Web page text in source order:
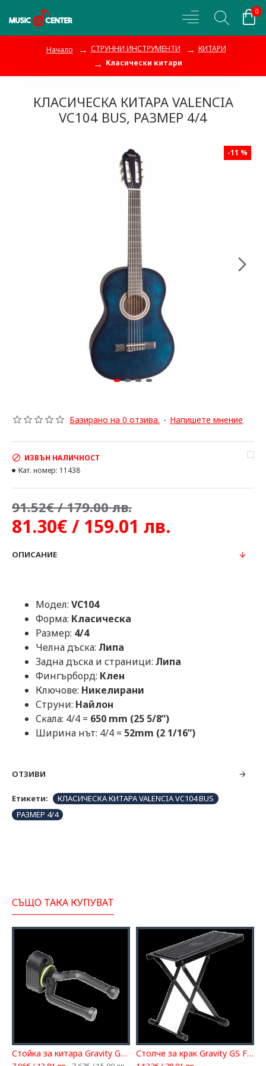
0
Начало СТРУННИ ИНСТРУМЕНТИ
КИТАРИ
Класически китари
КЛАСИЧЕСКА КИТАРА VALENCIA
VC104 BUS, РАЗМЕР 4/4
-11 %
Базирано на 0 отзива. - Напишете мнение
81.30€ / 159.01 лв.
91.52€ / 179.00 лв.
ИЗВЪН НАЛИЧНОСТ
Кат. номер: 11438
ОПИСАНИЕ
Модел: VC104
Форма: Класическа
Размер: 4/4
Челна дъска: Липа
Задна дъска и страници: Липа
Фингърборд: Клен
Ключове: Никелирани
Струни: Найлон
Скала: 4/4 = 650 mm (25 5/8”)
Ширина нът: 4/4 = 52mm (2 1/16”)
ОТЗИВИ
Етикети:
КЛАСИЧЕСКА КИТАРА VALENCIA VC104 BUS
РАЗМЕР 4/4
СЪЩО ТАКА КУПУВАТ
Стойка за китара Gravity GS 08 WMB Столче за крак Gravity GS FB 01